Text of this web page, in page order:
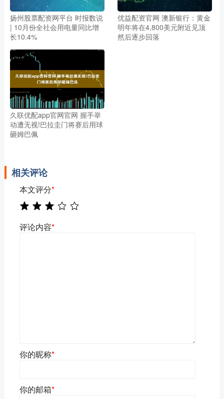
扬州股票配资网平台 时报数说
| 10月份全社会用电量同比增
长10.4%
优益配资官网 澳新银行：黄金
明年将在4,800美元附近见顶
然后逐步回落
久联优配app官网官网 握手举
动遭无视!巴拉圭门将赛后用球
砸姆巴佩
相关评论
本文评分*
评论内容*
你的昵称*
你的邮箱*